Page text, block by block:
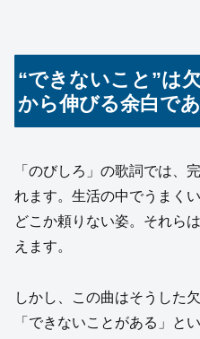
“できないこと”は
から伸びる余白で
「のびしろ」の歌詞では、
れます。生活の中でうまく
どこか頼りない姿。それら
えます。
しかし、この曲はそうした
「できないことがある」と